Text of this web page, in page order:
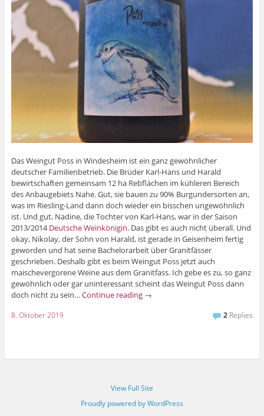
Das Weingut Poss in Windesheim ist ein ganz gewöhnlicher
deutscher Familienbetrieb. Die Brüder Karl-Hans und Harald
bewirtschaften gemeinsam 12 ha Rebflächen im kühleren Bereich
des Anbaugebiets Nahe. Gut, sie bauen zu 90% Burgundersorten an,
was im Riesling-Land dann doch wieder ein bisschen ungewöhnlich
ist. Und gut, Nadine, die Tochter von Karl-Hans, war in der Saison
2013/2014Deutsche Weinkönigin. Das gibt es auch nicht überall. Und
okay, Nikolay, der Sohn von Harald, ist gerade in Geisenheim fertig
geworden und hat seine Bachelorarbeit über Granitfässer
geschrieben. Deshalb gibt es beim Weingut Poss jetzt auch
maischevergorene Weine aus dem Granitfass. Ich gebe es zu, so ganz
gewöhnlich oder gar uninteressant scheint das Weingut Poss dann
doch nicht zu sein… Continue reading →
8. Oktober 2019 2 Replies
View Full Site
Proudly powered by WordPress